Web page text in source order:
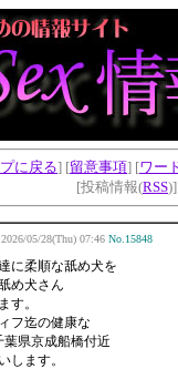
に戻る] [留意事項] [ワー
[投稿情報(RSS
2026/05/28(Thu) 07:46 No.15848
に柔順な舐め犬を
め犬さん
す。
フ迄の健康な
県京成船橋付近
します。